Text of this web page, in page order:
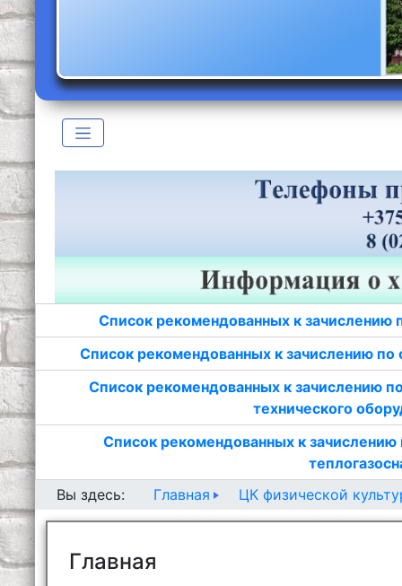
Список рекомендованных к зачислению
Список рекомендованных к зачислению
Список рекомендованных к зачислению
технического
Список рекомендованных к
Вы здесь:
Главная ЦК физической
Главная